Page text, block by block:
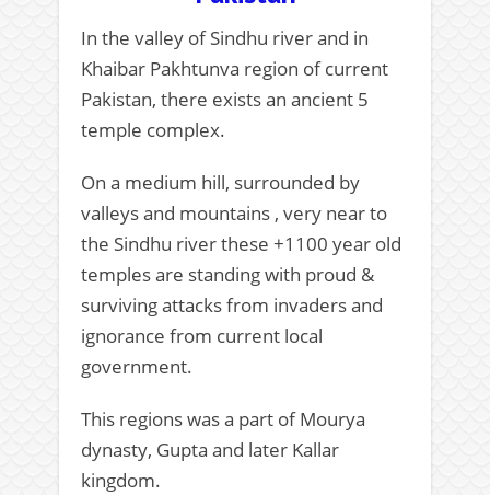
In the valley of Sindhu river and in
Khaibar Pakhtunva region of current
Pakistan, there exists an ancient 5
temple complex.
On a medium hill, surrounded by
valleys and mountains , very near to
the Sindhu river these +1100 year old
temples are standing with proud &
surviving attacks from invaders and
ignorance from current local
government.
This regions was a part of Mourya
dynasty, Gupta and later Kallar
kingdom.